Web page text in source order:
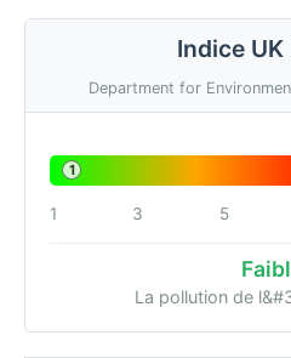
Indice UK
Department for
1
1 3 5
La pollution de